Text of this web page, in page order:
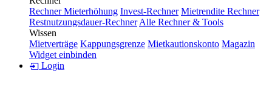
Rechner Mieterhöhung Invest-Rechner Mietrendite Rechner
Restnutzungsdauer-Rechner Alle Rechner & Tools
Wissen
Mietverträge Kappungsgrenze Mietkautionskonto Magazin
Widget einbinden
Login